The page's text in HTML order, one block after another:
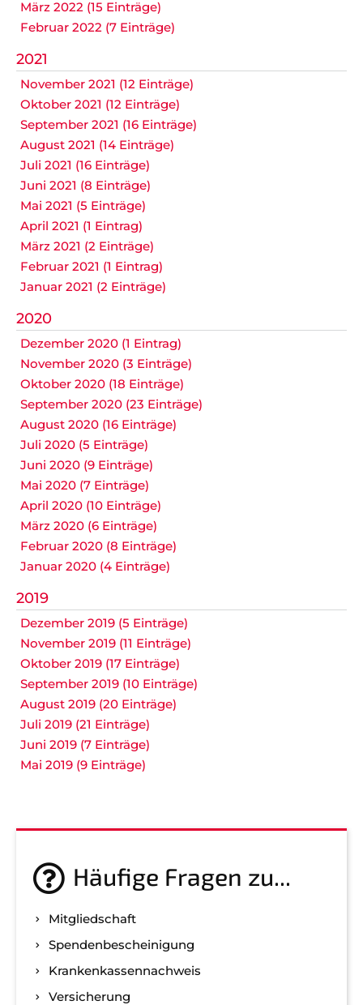
März 2022 (15 Einträge)
Februar 2022 (7 Einträge)
2021
November 2021 (12 Einträge)
Oktober 2021 (12 Einträge)
September 2021 (16 Einträge)
August 2021 (14 Einträge)
Juli 2021 (16 Einträge)
Juni 2021 (8 Einträge)
Mai 2021 (5 Einträge)
April 2021 (1 Eintrag)
März 2021 (2 Einträge)
Februar 2021 (1 Eintrag)
Januar 2021 (2 Einträge)
2020
Dezember 2020 (1 Eintrag)
November 2020 (3 Einträge)
Oktober 2020 (18 Einträge)
September 2020 (23 Einträge)
August 2020 (16 Einträge)
Juli 2020 (5 Einträge)
Juni 2020 (9 Einträge)
Mai 2020 (7 Einträge)
April 2020 (10 Einträge)
März 2020 (6 Einträge)
Februar 2020 (8 Einträge)
Januar 2020 (4 Einträge)
2019
Dezember 2019 (5 Einträge)
November 2019 (11 Einträge)
Oktober 2019 (17 Einträge)
September 2019 (10 Einträge)
August 2019 (20 Einträge)
Juli 2019 (21 Einträge)
Juni 2019 (7 Einträge)
Mai 2019 (9 Einträge)
Häufige Fragen zu...
Mitgliedschaft
Spenden­bescheinigung
Kranken­kassen­nachweis
Versicherung